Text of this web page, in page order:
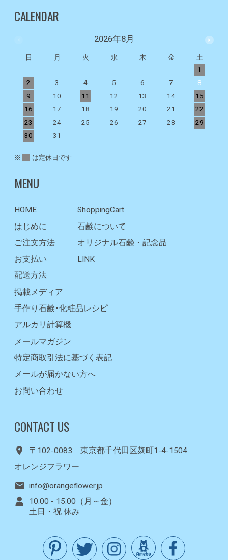
CALENDAR
2026年8月
日 月 火 水 木 金
土
1
2
3 4 5 6 7
8
9
10 11 12 13 14
15
16
17 18 19 20 21
22
23
24 25 26 27 28
29
30
31
※ は定休日です
MENU
HOME
はじめに
ご注文方法
お支払い
ShoppingCart
石鹸について
オリジナル石鹸・記念品
LINK
配送方法
掲載メディア
手作り石鹸･化粧品レシピ
アルカリ計算機
メールマガジン
特定商取引法に基づく表記
メールが届かない方へ
お問い合わせ
CONTACT US
〒102-0083 東京都千代田区麹町1-4-1504
オレンジフラワー
info@orangeflower.jp
10:00 - 15:00（月～金）
土日・祝 休み